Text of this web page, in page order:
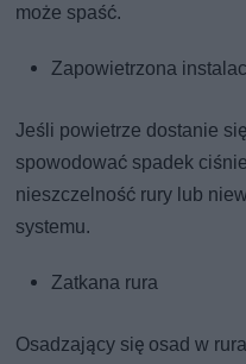
może spaść.
Zapowietrzona
Jeśli powietrze dostanie
spowodować spadek
nieszczelność rury lub
systemu.
Zatkana rura
Osadzający się osad w